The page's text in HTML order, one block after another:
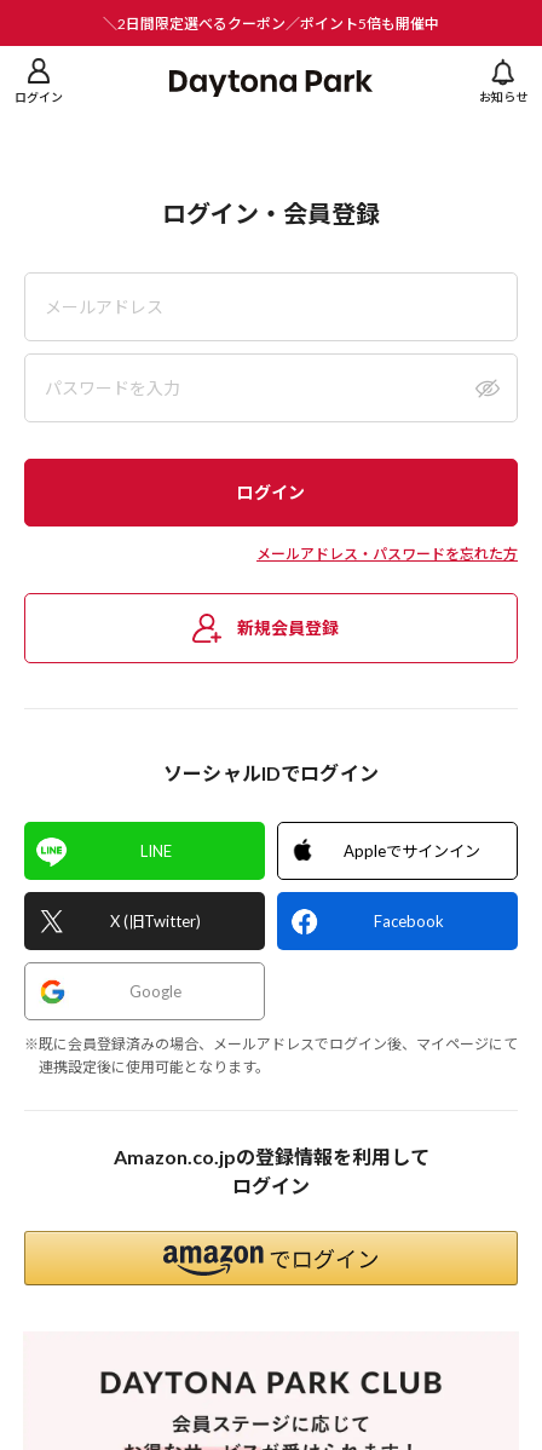
＼2日間限定選べるクーポン／ポイント5倍も開催中
ログイン お知らせ
ログイン・会員登録
メールアドレス・パスワードを忘れた方
新規会員登録
ソーシャルIDでログイン
LINE
X (旧Twitter)
Appleでサインイン
Facebook
Google
※既に会員登録済みの場合、メールアドレスでログイン後、マイページにて
連携設定後に使用可能となります。
Amazon.co.jpの登録情報を利用して
ログイン